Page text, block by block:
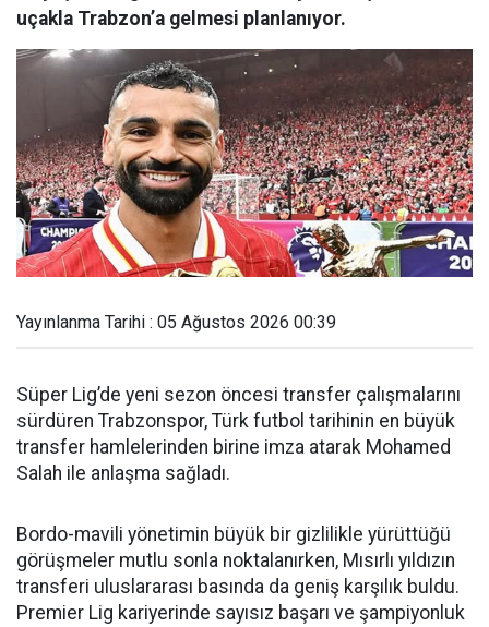
uçakla Trabzon’a gelmesi planlanıyor.
Yayınlanma Tarihi : 05 Ağustos 2026 00:39
Süper Lig’de yeni sezon öncesi transfer çalışmalarını
sürdüren Trabzonspor, Türk futbol tarihinin en büyük
transfer hamlelerinden birine imza atarak Mohamed
Salah ile anlaşma sağladı.
Bordo-mavili yönetimin büyük bir gizlilikle yürüttüğü
görüşmeler mutlu sonla noktalanırken, Mısırlı yıldızın
transferi uluslararası basında da geniş karşılık buldu.
Premier Lig kariyerinde sayısız başarı ve şampiyonluk